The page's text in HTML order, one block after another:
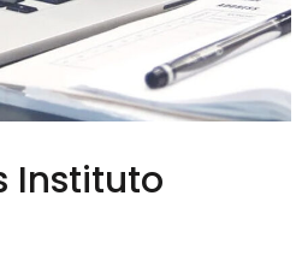
Instituto